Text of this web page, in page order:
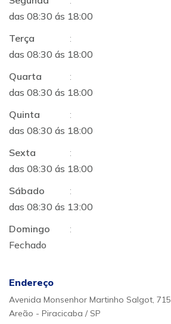
das 08:30 ás 18:00
Terça
:
das 08:30 ás 18:00
Quarta
:
das 08:30 ás 18:00
Quinta
:
das 08:30 ás 18:00
Sexta
:
das 08:30 ás 18:00
Sábado
:
das 08:30 ás 13:00
Domingo
:
Fechado
Endereço
Avenida Monsenhor Martinho Salgot, 715
Areão - Piracicaba / SP